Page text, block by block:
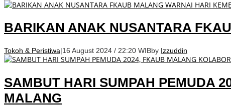
BARIKAN ANAK NUSANTARA
Tokoh & Peristiwa|16 August 2024 / 22:20 WIBby Izzuddin
SAMBUT HARI SUMPAH PEMUDA
MALANG